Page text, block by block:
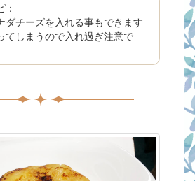
ダチーズを入れる事もできます
てしまうので入れ過ぎ注意で